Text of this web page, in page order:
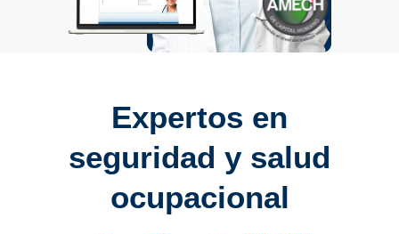
Expertos en
seguridad y salud
ocupacional